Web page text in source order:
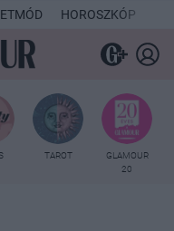
HOROSZKÓP
TAROT
GLAMOUR
20